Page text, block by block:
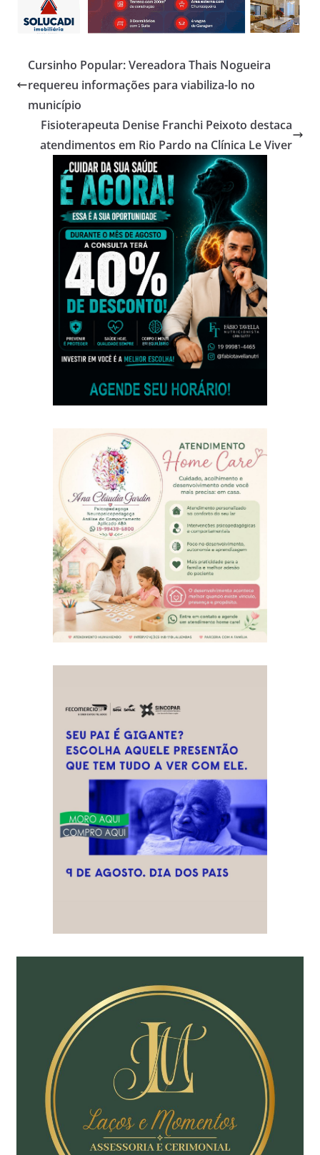
Cursinho Popular: Vereadora Thais Nogueira
requereu informações para viabiliza-lo no
município
Fisioterapeuta Denise Franchi Peixoto destaca
atendimentos em Rio Pardo na Clínica Le Viver